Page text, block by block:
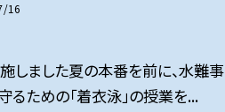
16
しました夏の本番を前に、水難事
るための「着衣泳」の授業を...